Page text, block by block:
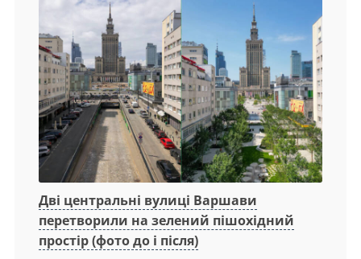
Дві центральні вулиці Варшави
перетворили на зелений пішохідний
простір (фото до і після)